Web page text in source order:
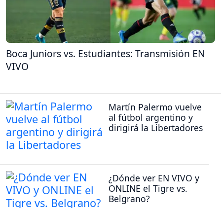
Boca Juniors vs. Estudiantes: Transmisión EN
VIVO
Martín Palermo vuelve
al fútbol argentino y
dirigirá la Libertadores
¿Dónde ver EN VIVO y
ONLINE el Tigre vs.
Belgrano?